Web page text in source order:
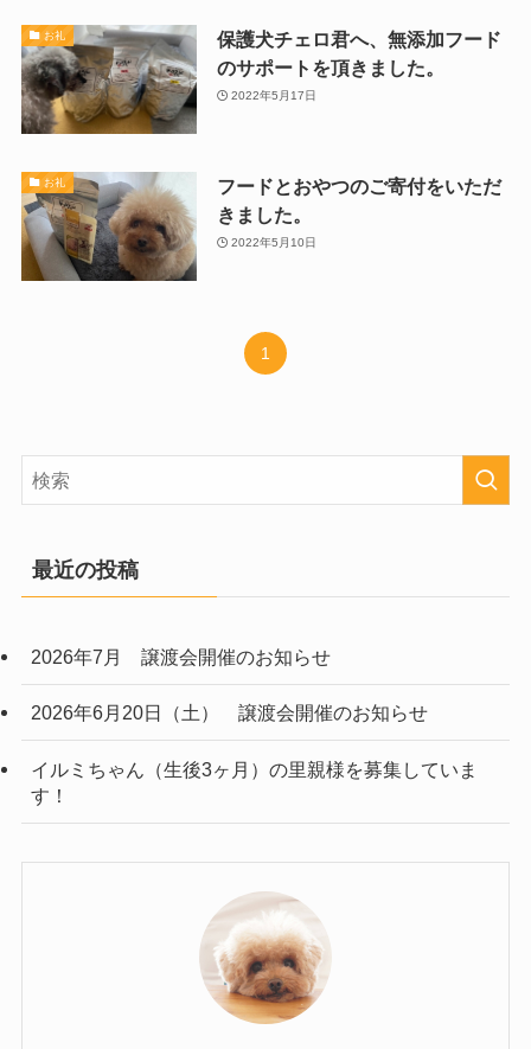
お礼
保護犬チェロ君へ、無添加フード
のサポートを頂きました。
2022年5月17日
お礼
フードとおやつのご寄付をいただ
きました。
2022年5月10日
1
最近の投稿
2026年7月 譲渡会開催のお知らせ
2026年6月20日（土） 譲渡会開催のお知らせ
イルミちゃん（生後3ヶ月）の里親様を募集していま
す！